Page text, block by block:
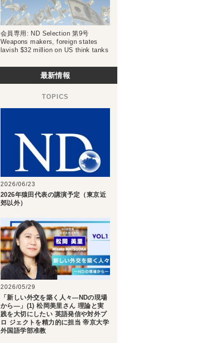
会員専用: ND Selection 第9号
Weapons makers, foreign states
lavish $32 million on US think tanks
最新情報
2026/06/23
2026年猿田代表の講演予定（東京近
郊以外）
2026/05/29
「新しい外交を築く人々―NDの現場
から―」(1) 松岡美里さん 理論と実
践を大切にしたい 英語発信や対外プ
ロ ジェクトを精力的に担当 帝京大学
外国語学部准教